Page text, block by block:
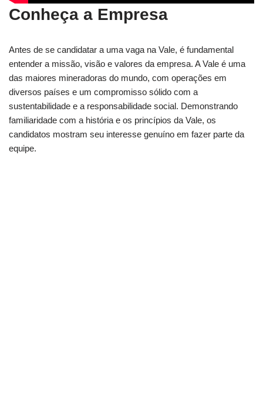
Conheça a Empresa
Antes de se candidatar a uma vaga na Vale, é fundamental
entender a missão, visão e valores da empresa. A Vale é uma
das maiores mineradoras do mundo, com operações em
diversos países e um compromisso sólido com a
sustentabilidade e a responsabilidade social. Demonstrando
familiaridade com a história e os princípios da Vale, os
candidatos mostram seu interesse genuíno em fazer parte da
equipe.